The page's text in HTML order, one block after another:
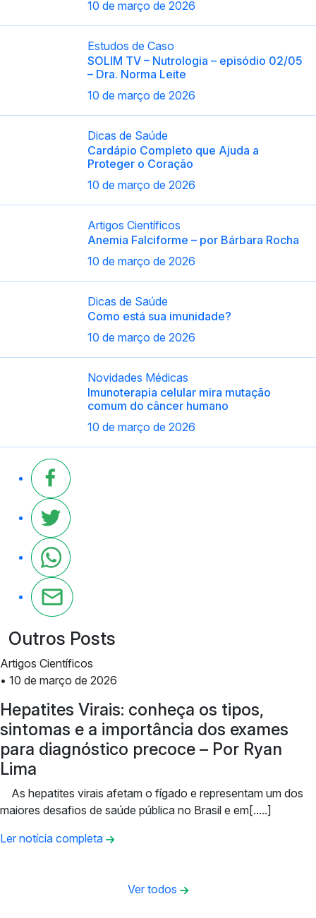
10 de março de 2026
Estudos de Caso
SOLIM TV – Nutrologia – episódio 02/05
– Dra. Norma Leite
10 de março de 2026
Dicas de Saúde
Cardápio Completo que Ajuda a
Proteger o Coração
10 de março de 2026
Artigos Científicos
Anemia Falciforme – por Bárbara Rocha
10 de março de 2026
Dicas de Saúde
Como está sua imunidade?
10 de março de 2026
Novidades Médicas
Imunoterapia celular mira mutação
comum do câncer humano
10 de março de 2026
Outros Posts
Artigos Científicos
• 10 de março de 2026
Hepatites Virais: conheça os tipos,
sintomas e a importância dos exames
para diagnóstico precoce – Por Ryan
Lima
As hepatites virais afetam o fígado e representam um dos
maiores desafios de saúde pública no Brasil e em[.....]
Ler notícia completa
Ver todos